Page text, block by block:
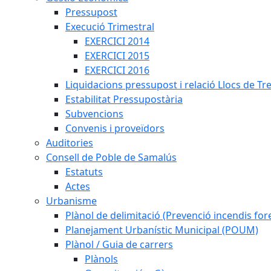
Pressupost
Execució Trimestral
EXERCICI 2014
EXERCICI 2015
EXERCICI 2016
Liquidacions pressupost i relació Llocs de
Estabilitat Pressupostària
Subvencions
Convenis i proveïdors
Auditories
Consell de Poble de Samalús
Estatuts
Actes
Urbanisme
Plànol de delimitació (Prevenció incendis
Planejament Urbanístic Municipal (POUM)
Plànol / Guia de carrers
Plànols